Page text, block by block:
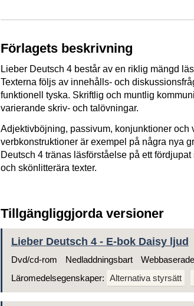
Förlagets beskrivning
Lieber Deutsch 4 består av en riklig mängd
Texterna följs av innehålls- och
funktionell tyska. Skriftlig och muntlig
varierande skriv- och talövningar.
Adjektivböjning, passivum, konjunktioner och
verbkonstruktioner är exempel på några nya
Deutsch 4 tränas läsförståelse på ett
och skönlitterära texter.
Tillgängliggjorda versioner
Lieber Deutsch 4 - E-bok Daisy ljud
Dvd/cd-rom
Nedladdningsbart
Läromedelsegenskaper: Alternativa styrsätt